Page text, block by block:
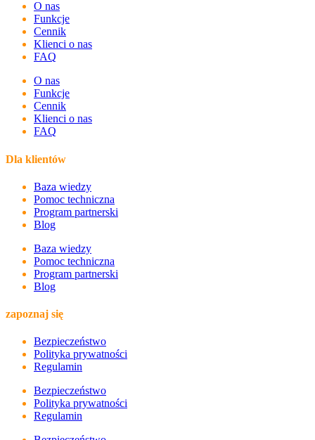
O nas
Funkcje
Cennik
Klienci o nas
FAQ
O nas
Funkcje
Cennik
Klienci o nas
FAQ
Dla klientów
Baza wiedzy
Pomoc techniczna
Program partnerski
Blog
Baza wiedzy
Pomoc techniczna
Program partnerski
Blog
zapoznaj się
Bezpieczeństwo
Polityka prywatności
Regulamin
Bezpieczeństwo
Polityka prywatności
Regulamin